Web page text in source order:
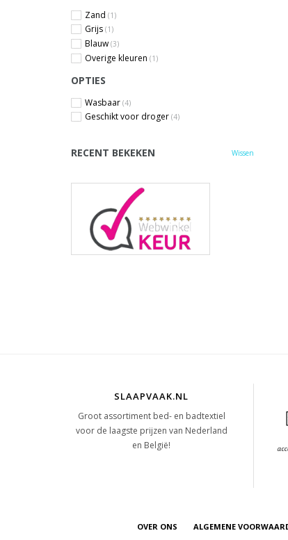
Zand (1)
Grijs (1)
Blauw (3)
Overige kleuren (1)
OPTIES
Wasbaar (4)
Geschikt voor droger (4)
RECENT BEKEKEN Wissen
SLAAPVAAK.NL
Groot assortiment bed- en badtextiel
voor de laagste prijzen van Nederland
en België!
OVER ONS ALGEMENE